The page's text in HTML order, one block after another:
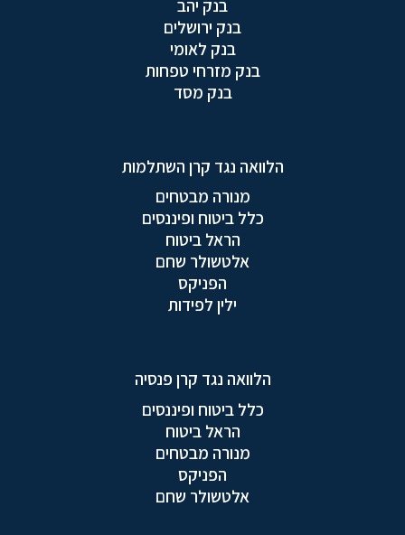
בנק יהב
בנק ירושלים
בנק לאומי
בנק מזרחי טפחות
בנק מסד
הלוואה נגד קרן השתלמות
מנורה מבטחים
כלל ביטוח ופיננסים
הראל ביטוח
אלטשולר שחם
הפניקס
ילין לפידות
הלוואה נגד קרן פנסיה
כלל ביטוח ופיננסים
הראל ביטוח
מנורה מבטחים
הפניקס
אלטשולר שחם